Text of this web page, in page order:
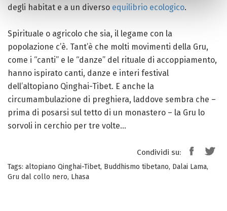
degli habitat e a un diverso equilibrio ecologico.
Spirituale o agricolo che sia, il legame con la
popolazione c’è. Tant’è che molti movimenti della Gru,
come i “canti” e le “danze” del rituale di accoppiamento,
hanno ispirato canti, danze e interi festival
dell’altopiano Qinghai-Tibet. E anche la
circumambulazione di preghiera, laddove sembra che –
prima di posarsi sul tetto di un monastero – la Gru lo
sorvoli in cerchio per tre volte…
Condividi su:
Tags: altopiano Qinghai-Tibet, Buddhismo tibetano, Dalai Lama,
Gru dal collo nero, Lhasa